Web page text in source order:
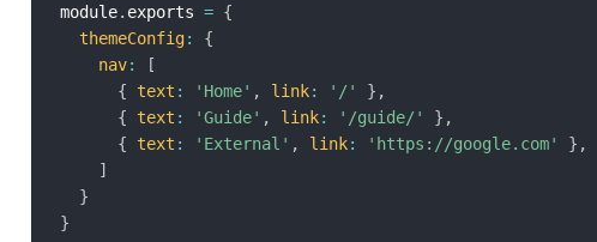
module. exports = {
themeConfig:
{
nav:
[
{
text : 'Home' , link: '/' } ,
{
text : 'Guide' , link: '/guide/' } ,
{
text : 'External' , link: 'https://google.com' } ,
]
}
}